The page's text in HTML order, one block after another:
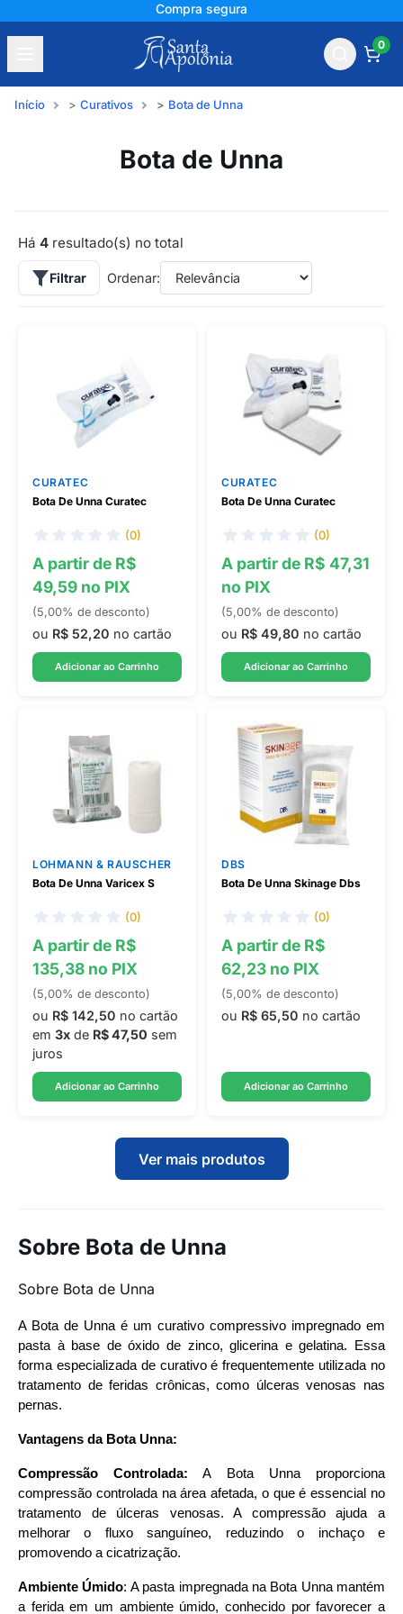
Compra segura
0
Início Curativos Bota de Unna
Bota de Unna
Há 4 resultado(s) no total
Filtrar Ordenar:
CURATEC
Bota De Unna Curatec
(0)
A partir de R$
49,59 no PIX
(5,00% de desconto)
ou R$ 52,20 no cartão
Adicionar ao Carrinho
CURATEC
Bota De Unna Curatec
(0)
A partir de R$ 47,31
no PIX
(5,00% de desconto)
ou R$ 49,80 no cartão
Adicionar ao Carrinho
LOHMANN & RAUSCHER
Bota De Unna Varicex S
(0)
A partir de R$
135,38 no PIX
(5,00% de desconto)
ou R$ 142,50 no cartão
em 3x de R$ 47,50 sem
juros
Adicionar ao Carrinho
DBS
Bota De Unna Skinage Dbs
(0)
A partir de R$
62,23 no PIX
(5,00% de desconto)
ou R$ 65,50 no cartão
Adicionar ao Carrinho
Ver mais produtos
Sobre Bota de Unna
Sobre Bota de Unna
A Bota de Unna é um curativo compressivo impregnado em
pasta à base de óxido de zinco, glicerina e gelatina. Essa
forma especializada de curativo é frequentemente utilizada no
tratamento de feridas crônicas, como úlceras venosas nas
pernas.
Vantagens da Bota Unna:
Compressão Controlada: A Bota Unna proporciona
compressão controlada na área afetada, o que é essencial no
tratamento de úlceras venosas. A compressão ajuda a
melhorar o fluxo sanguíneo, reduzindo o inchaço e
promovendo a cicatrização.
Ambiente Úmido: A pasta impregnada na Bota Unna mantém
a ferida em um ambiente úmido, conhecido por favorecer a